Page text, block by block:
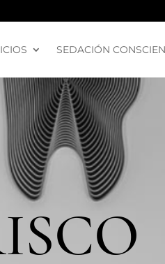
SEDACIÓN